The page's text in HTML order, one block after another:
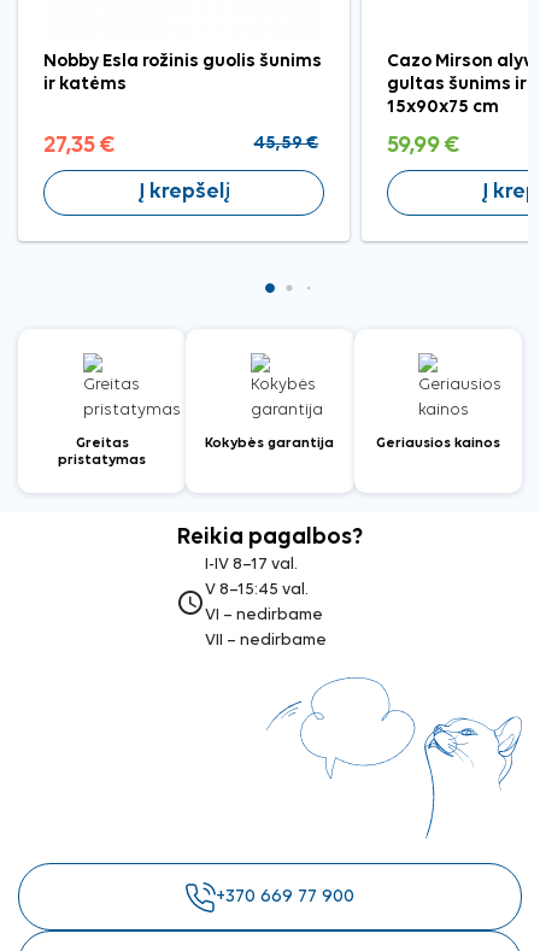
Nobby Esla rožinis guolis šunims
ir katėms
27,35 € 45,59 €
Į krepšelį
Cazo Mirson
gultas šunims ir
15x90x75 cm
59,99 €
Į
Greitas
pristatymas
Kokybės garantija Geriausios kainos
Reikia pagalbos?
access_time
I-IV 8–17 val.
V 8–15:45 val.
VI – nedirbame
VII – nedirbame
+370 669 77 900